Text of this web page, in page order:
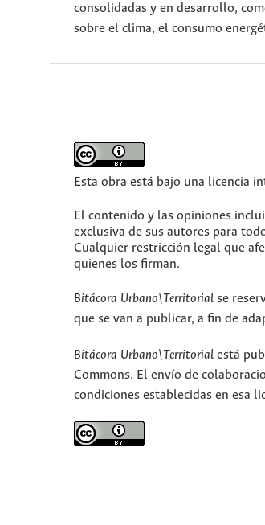
consolidadas y en desarrollo,
sobre el clima, el consumo
Esta obra está bajo una licencia
El contenido y las opiniones
exclusiva de sus autores para
Cualquier restricción legal que
quienes los firman.
Bitácora Urbano\Territorial se
que se van a publicar, a fin de
Bitácora Urbano\Territorial está
Commons. El envío de
condiciones establecidas en esa